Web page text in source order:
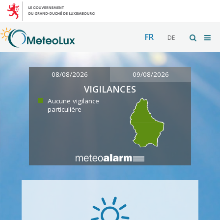
FR DE
08/08/2026 09/08/2026
VIGILANCES
Aucune vigilance
particulière